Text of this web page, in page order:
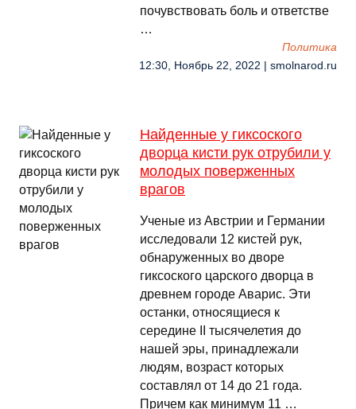
почувствовать боль и ответстве
…
Политика
12:30, Ноябрь 22, 2022 | smolnarod.ru
Найденные у гиксоского
дворца кисти рук отрубили у
молодых поверженных
врагов
Ученые из Австрии и Германии
исследовали 12 кистей рук,
обнаруженных во дворе
гиксоского царского дворца в
древнем городе Аварис. Эти
останки, относящиеся к
середине II тысячелетия до
нашей эры, принадлежали
людям, возраст которых
составлял от 14 до 21 года.
Причем как минимум 11 …